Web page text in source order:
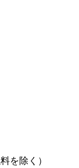
を除く）